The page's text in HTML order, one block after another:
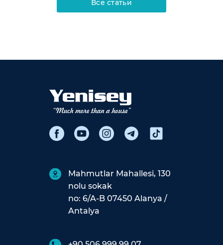
Все статьи
Mahmutlar Mahallesi, 130
nolu sokak
no: 6/A-B 07450 Alanya /
Antalya